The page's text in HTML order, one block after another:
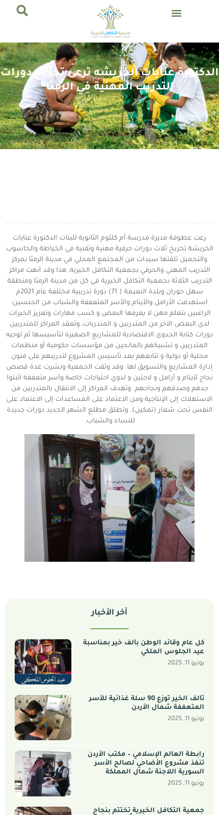
الدكتورة عنايات الخريشه ترعى تخريج دورات
التدريب المهنية في الرمثا
رعت عطوفة مديرة مدرسة أم كلثوم الثانوية للبنات الدكتورة عنايات
الخريشة تخريخ ثلاث دورات حرفية مهنية وتقنية في الخياطة والحاسوب
والتجميل تلقتها سيدات من المجتمع المحلي في مدينة الرمثا بمركز
التدريب المهني والحرفي بجمعية التكافل الخيرية، هذا وقد أنهت مراكز
التدريب الثلاثة بجمعية التكافل الخيرية في كل من مدينة الرمثا ومنطقة
سهل حوران وبلدة النعيمة ( 71) دورة تدريبية مختلفة عام 2021م
استهدفت الأرامل والأيتام والأسر المتعففة والشباب من الجنسين؛
الراغبين بتعلم مهن لا يعرفها البعض و كسب مهارات وتعزيز الخبرات
لدى البعض الآخر من المتدربين و المتدربات، وتعقد المراكز للمتدربين
دورات كتابة الجدوى الاقتصادية للمشاريع الصغيرة لتأسيسها ثم توجيه
المتدربين و تشبيكهم بالمانحين من مؤسسات حكومية أو منظمات
محلية أو دولية و تتابعهم بعد تأسيس المشروع لتدريبهم على فنون
إدارة المشاريع والتسويق لها. وقد وثقت الجمعية ونشرت عدة قصص
نجاح لأيتام و أرامل و لاجئين و لذوي احتياجات خاصة وأسر متعففة اثبتوا
جدهم وصدقهم ونجاحهم. وتهدف المراكز إلى الانتقال بالمتدربين من
الاستهلاك إلى الإنتاجية ومن الاعتماد على المساعدات إلى الاعتماد على
النفس تحت شعار (تمكين). وتطلق مطلع الشهر الجديد دورات جديدة
للنساء والشباب.
آخر الأخبار
كل عام وقائد الوطن بألف خير بمناسبة
عيد الجلوس الملكي
يونيو 11, 2025
تآلف الخير توزّع 90 سلة غذائية للأسر
المتعففة شمال الأردن
يونيو 11, 2025
رابطة العالم الإسلامي – مكتب الأردن
تنفذ مشروع الأضاحي لصالح الأسر
السورية اللاجئة شمال المملكة
يونيو 11, 2025
جمعية التكافل الخيرية تختتم بنجاح